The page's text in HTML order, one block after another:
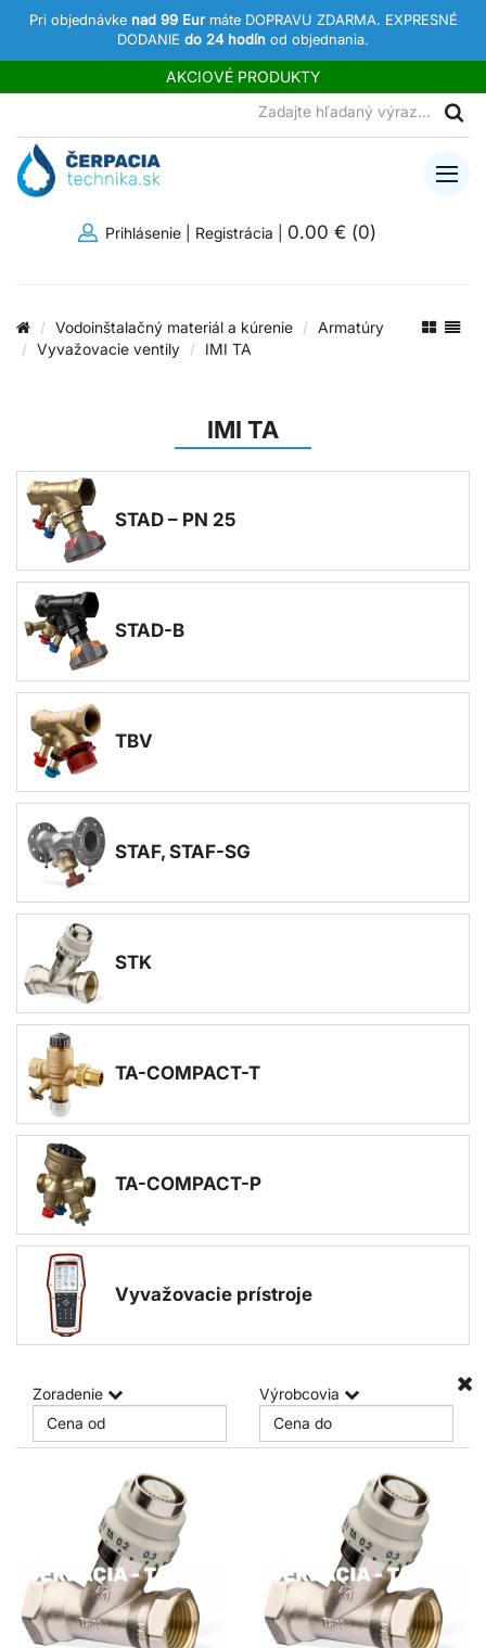
Pri objednávke nad 99 Eur máte DOPRAVU ZDARMA. EXPRESNÉ
DODANIE do 24 hodín od objednania.
AKCIOVÉ PRODUKTY
Prihlásenie Registrácia 0.00 € (0)
Vodoinštalačný materiál a kúrenie
Armatúry
Vyvažovacie ventily
IMI TA
IMI TA
STAD – PN 25
STAD-B
TBV
STAF, STAF-SG
STK
TA-COMPACT-T
TA-COMPACT-P
Vyvažovacie prístroje
Zoradenie Výrobcovia